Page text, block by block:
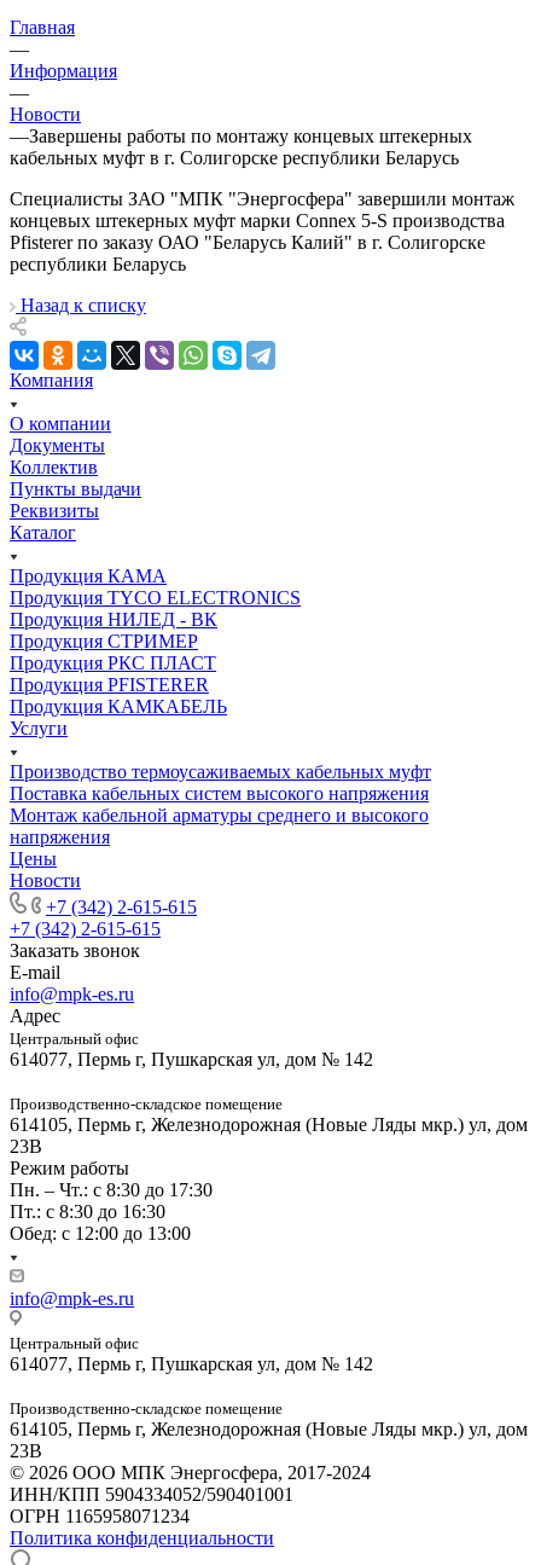
Главная
—
Информация
—
Новости
—Завершены работы по монтажу концевых штекерных
кабельных муфт в г. Солигорске республики Беларусь
Специалисты ЗАО "МПК "Энергосфера" завершили монтаж
концевых штекерных муфт марки Connex 5-S производства
Pfisterer по заказу ОАО "Беларусь Калий" в г. Солигорске
республики Беларусь
Назад к списку
Компания
О компании
Документы
Коллектив
Пункты выдачи
Реквизиты
Каталог
Продукция КАМА
Продукция TYCO ELECTRONICS
Продукция НИЛЕД - ВК
Продукция СТРИМЕР
Продукция РКС ПЛАСТ
Продукция PFISTERER
Продукция КАМКАБЕЛЬ
Услуги
Производство термоусаживаемых кабельных муфт
Поставка кабельных систем высокого напряжения
Монтаж кабельной арматуры среднего и высокого
напряжения
Цены
Новости
+7 (342) 2-615-615
+7 (342) 2-615-615
Заказать звонок
E-mail
info@mpk-es.ru
Адрес
Центральный офис
614077, Пермь г, Пушкарская ул, дом № 142
Производственно-складское помещение
614105, Пермь г, Железнодорожная (Новые Ляды мкр.) ул, дом
23В
Режим работы
Пн. – Чт.: с 8:30 до 17:30
Пт.: с 8:30 до 16:30
Обед: с 12:00 до 13:00
info@mpk-es.ru
Центральный офис
614077, Пермь г, Пушкарская ул, дом № 142
Производственно-складское помещение
614105, Пермь г, Железнодорожная (Новые Ляды мкр.) ул, дом
23В
© 2026 ООО МПК Энергосфера, 2017-2024
ИНН/КПП 5904334052/590401001
ОГРН 1165958071234
Политика конфиденциальности